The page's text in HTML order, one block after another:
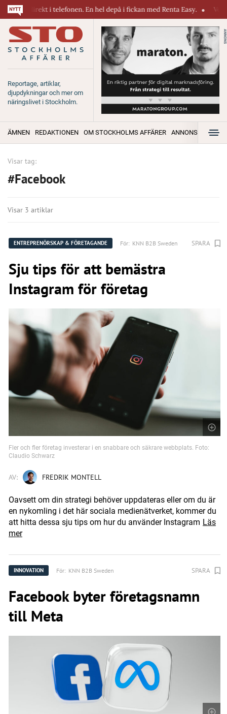
direkt i telefonen. En hel depå i fickan med Renta Easy.
Reportage, artiklar,
djupdykningar och mer om
näringslivet i Stockholm.
ANNONS
ÄMNEN REDAKTIONEN OM STOCKHOLMS AFFÄRER ANNONSERA
Visar tag:
#Facebook
Visar 3 artiklar
ENTREPRENÖRSKAP & FÖRETAGANDE För: KNN B2B Sweden SPARA
Sju tips för att bemästra
Instagram för företag
Fler och fler företag investerar i en snabbare och säkrare webbplats. Foto:
Claudio Schwarz
AV: FREDRIK MONTELL
Oavsett om din strategi behöver uppdateras eller om du är
en nykomling i det här sociala medienätverket, kommer du
att hitta dessa sju tips om hur du använder Instagram Läs
mer
INNOVATION För: KNN B2B Sweden SPARA
Facebook byter företagsnamn
till Meta